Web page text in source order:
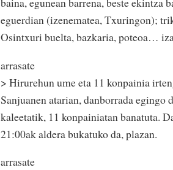
eguerdian (izenematea, Txuringon);
Osintxuri buelta, bazkaria, poteoa…
arrasate
> Hirurehun ume eta 11 konpainia
Sanjuanen atarian, danborrada
kaleetatik, 11 konpainiatan banatuta.
21:00ak aldera bukatuko da, plazan.
arrasate